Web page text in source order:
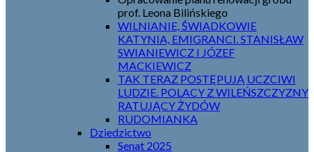
prof. Leona Bilińskiego
WILNIANIE, ŚWIADKOWIE
KATYNIA, EMIGRANCI. STANISŁAW
SWIANIEWICZ I JÓZEF
MACKIEWICZ
TAK TERAZ POSTĘPUJĄ UCZCIWI
LUDZIE. POLACY Z WILEŃSZCZYZNY
RATUJĄCY ŻYDÓW
RUDOMIANKA
Dziedzictwo
Senat 2025